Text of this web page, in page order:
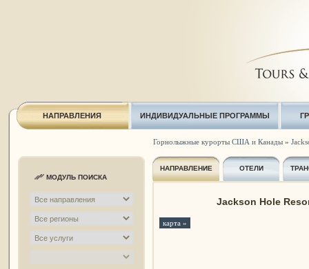
НАПРАВЛЕНИЯ ИНДИВИДУАЛЬНЫЕ ПРОГРАММЫ
МОДУЛЬ ПОИСКА
Горнолыжные курорты США и Канады»
НАПРАВЛЕНИЕ ОТЕЛИ
Jackson Hole
карта »